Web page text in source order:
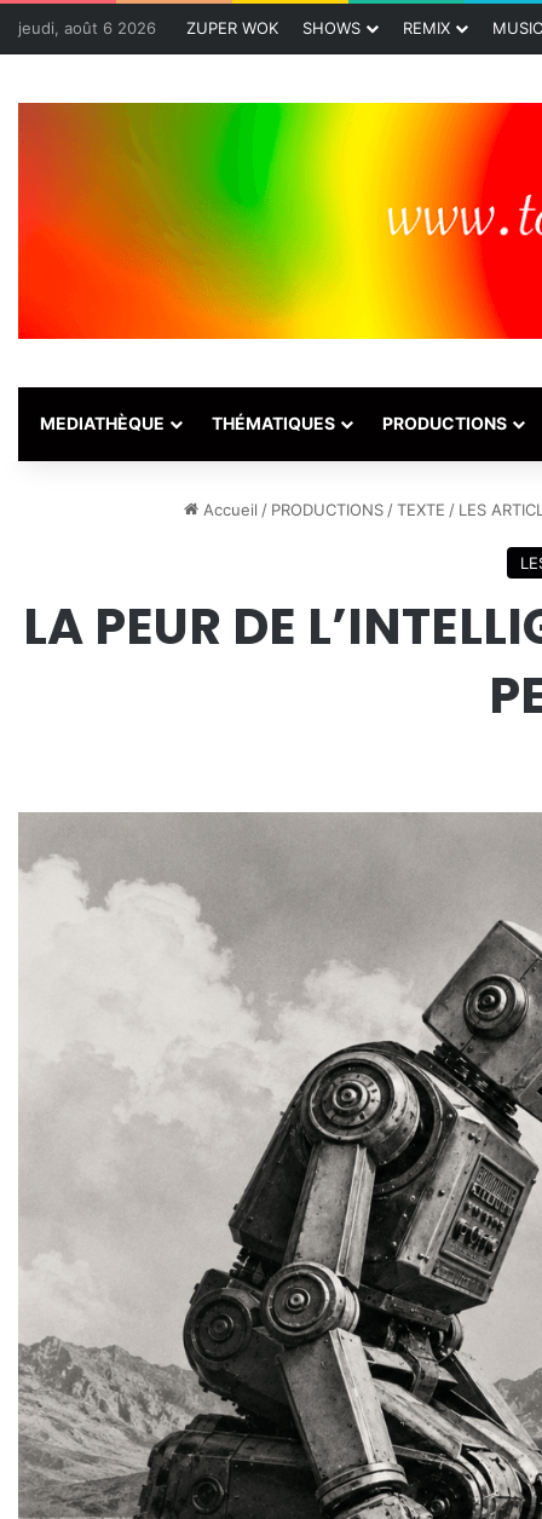
jeudi, août 6 2026 ZUPER WOK SHOWS REMIX MUSIC
MEDIATHÈQUE THÉMATIQUES PRODUCTIONS
Accueil / PRODUCTIONS / TEXTE / LES
LA PEUR DE